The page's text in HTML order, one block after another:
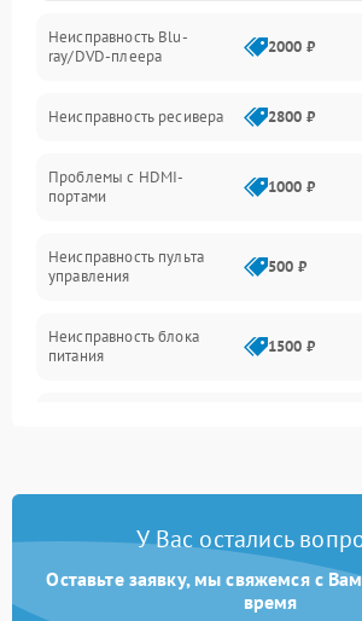
Акустика
Механические повреждения
Неисправность Blu-
ray/DVD-плеера
2000 ₽
Неисправность ресивера 2800 ₽
Проблемы с HDMI-
портами
1000 ₽
Неисправность пульта
управления
500 ₽
Неисправность блока
питания
1500 ₽
Неисправность
Неисправность Wi-
Fi/Bluetooth модуля
1500 ₽
У Вас остались
Оставьте заявку, мы свяжемся с
время